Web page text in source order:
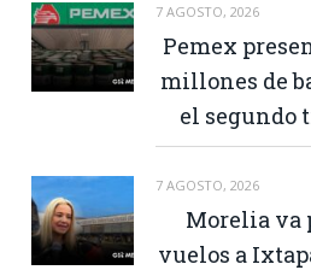
7 AGOSTO, 2026
Pemex
millones de
el segundo
7 AGOSTO, 2026
Morelia va
vuelos a